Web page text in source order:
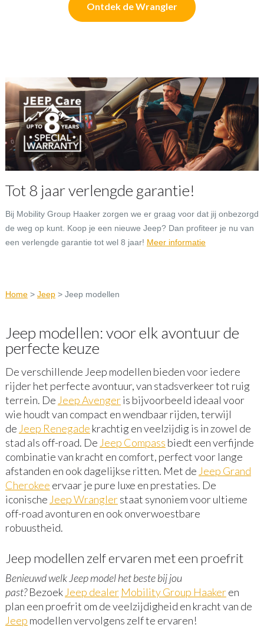
Ontdek de Wrangler
Tot 8 jaar verlengde garantie!
Bij Mobility Group Haaker zorgen we er graag voor dat jij onbezorgd
de weg op kunt. Koop je een nieuwe Jeep? Dan profiteer je nu van
een verlengde garantie tot wel 8 jaar! Meer informatie
Home> Jeep> Jeep modellen
Jeep modellen: voor elk avontuur de
perfecte keuze
De verschillende Jeep modellen bieden voor iedere
rijder het perfecte avontuur, van stadsverkeer tot ruig
terrein. De Jeep Avengeris bijvoorbeeld ideaal voor
wie houdt van compact en wendbaar rijden, terwijl
de Jeep Renegade krachtig en veelzijdig is in zowel de
stad als off-road. De Jeep Compass biedt een verfijnde
combinatie van kracht en comfort, perfect voor lange
afstanden en ook dagelijkse ritten. Met de Jeep Grand
Cherokee ervaar je pure luxe en prestaties. De
iconische Jeep Wranglerstaat synoniem voor ultieme
off-road avonturen en ook onverwoestbare
robuustheid.
Jeep modellen zelf ervaren met een proefrit
Benieuwd welk Jeep model het beste bij jou
past?Bezoek Jeep dealer Mobility Group Haakeren
plan een proefrit om de veelzijdigheid en kracht van de
Jeep modellen vervolgens zelf te ervaren!